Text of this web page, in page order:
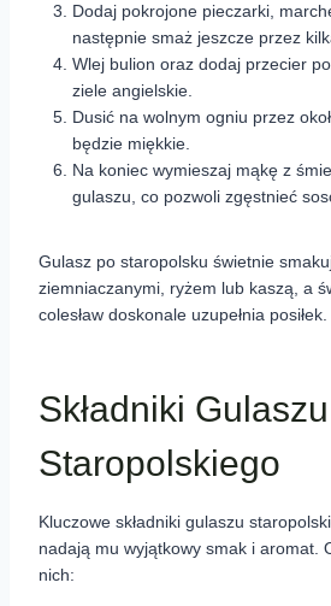
Dodaj pokrojone pieczarki,
następnie smaż jeszcze przez
Wlej bulion oraz dodaj przecier
ziele angielskie.
Dusić na wolnym ogniu przez
będzie miękkie.
Na koniec wymieszaj mąkę z
gulaszu, co pozwoli zgęstnieć
Gulasz po staropolsku świetnie
ziemniaczanymi, ryżem lub kaszą, a
colesław doskonale uzupełnia posiłek.
Składniki Gulaszu
Staropolskiego
Kluczowe składniki gulaszu
nadają mu wyjątkowy smak i aromat.
nich: